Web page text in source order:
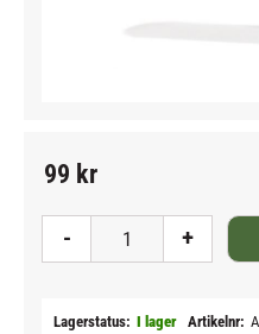
99 kr
+
-
Lagerstatus I lager Artikelnr